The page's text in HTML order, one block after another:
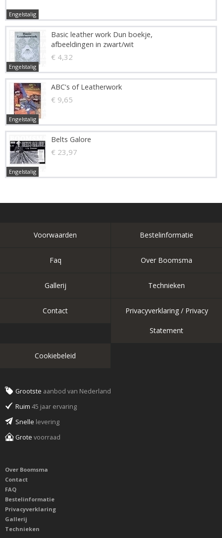
Engelstalig
Basic leather work Dun boekje,
afbeeldingen in zwart/wit
€ 4,32
Engelstalig
ABC's of Leatherwork
€ 9,65
Engelstalig
Belts Galore
€ 23,97
Engelstalig
Voorwaarden Bestelinformatie
Faq Over Boomsma
Gallerij Technieken
Contact Privacyverklaring / Privacy
Statement
Cookiebeleid
Grootste aanbod van Nederland
Ruim 45 jaar ervaring
Snelle levering
Grote voorraad
Over Boomsma
Contact
FAQ
Bestelinformatie
Privacyverklaring
Gallerij
Technieken